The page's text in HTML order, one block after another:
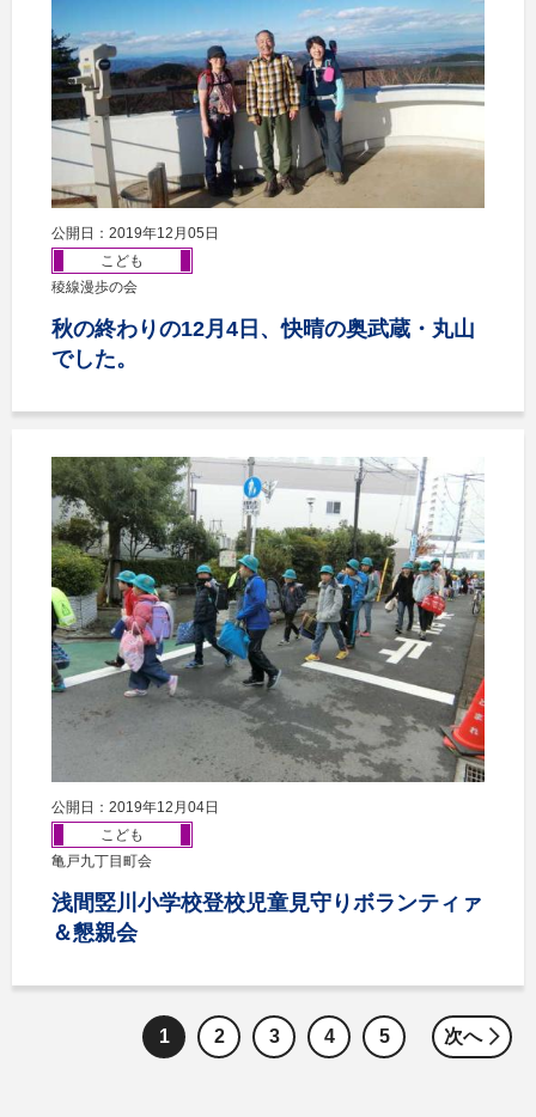
公開日：2019年12月05日
こども
稜線漫歩の会
秋の終わりの12月4日、快晴の奥武蔵・丸山
でした。
公開日：2019年12月04日
こども
亀戸九丁目町会
浅間竪川小学校登校児童見守りボランティァ
＆懇親会
1 2 3 4 5 次へ